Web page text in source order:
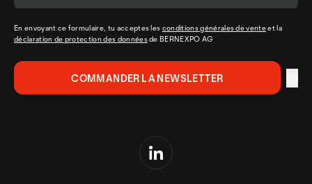
En envoyant ce formulaire, tu acceptes les conditions générales de venteet la
déclaration de protection des donnéesde BERNEXPO AG